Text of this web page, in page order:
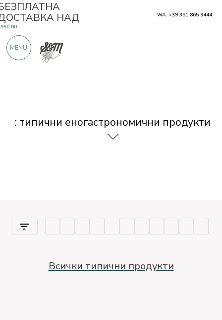
: типични еногастрономични продукти
Всички типични продукти
НАД
ПРОДУКТИ ОТ ОТЛИЧНИ
WA: +39 351 865 9444
MENU